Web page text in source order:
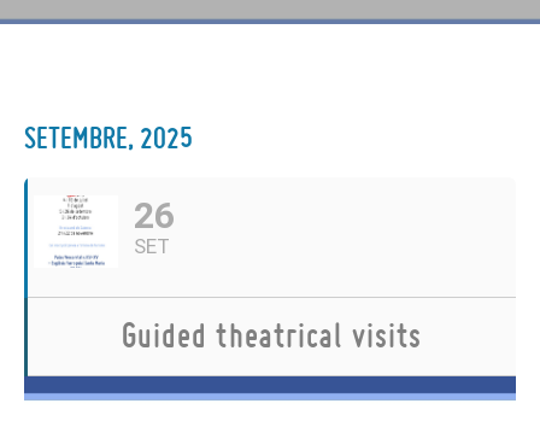
SETEMBRE, 2025
26
SET
Guided theatrical visits